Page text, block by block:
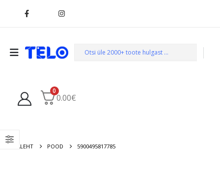
0
0.00€
AVALEHT POOD 5900495817785